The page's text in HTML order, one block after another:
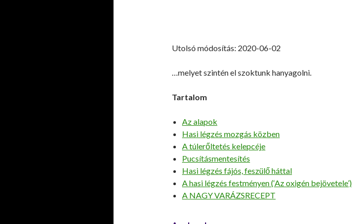
Utolsó módosítás: 2020-06-02
…melyet szintén el szoktunk hanyagolni.
Tartalom
Az alapok
Hasi légzés mozgás közben
A túlerőltetés kelepcéje
Pucsításmentesítés
Hasi légzés fájós, feszülő háttal
A hasi légzés festményen (‘Az oxigén bejövetele’)
A NAGY VARÁZSRECEPT